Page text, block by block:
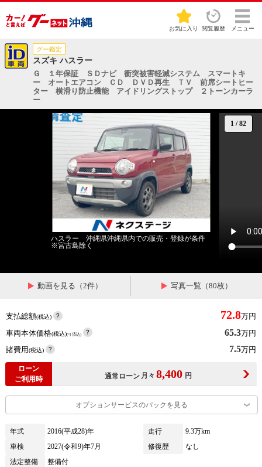
お気に入り 閲覧履歴 メニュー
グー鑑定
スズキ ハスラー
Ｇ １年保証 ＳＤナビ 衝突被害軽減システム スマートキ
ー オートエアコン ＣＤ ＤＶＤ再生 ＴＶ 前席シートヒー
ター 横滑り防止機能 アイドリングストップ ２トーンカーラ
ー
1 /82
ハスラー 沖縄県沖縄県内での販売・登録が条件
※宮古島除く
動画を見る（2件） 写真一覧（80枚）
支払総額(税込) 72.8万円
車両本体価格(税込)(リ済込) 65.3万円
諸費用(税込) 7.5万円
ローン
ご利用時
通常ローン 月々 8,400 円
オプションサービスのパックを見る
年式 2016(平成28)年 走行
9.3万km
車検
2027(令和9)年7月 修復歴
なし
法定整備
整備付